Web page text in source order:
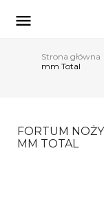

Strona główna
mm Total
FORTUM
MM TOTAL